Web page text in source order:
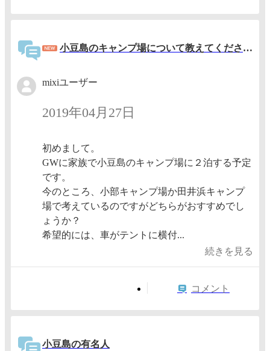
小豆島のキャンプ場について教えてください。
mixiユーザー
2019年04月27日
初めまして。
GWに家族で小豆島のキャンプ場に２泊する予定
です。
今のところ、小部キャンプ場か田井浜キャンプ
場で考えているのですがどちらがおすすめでし
ょうか？
希望的には、車がテントに横付...
続きを見る
コメント
小豆島の有名人